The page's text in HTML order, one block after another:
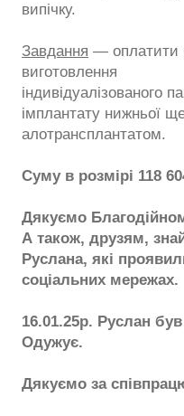
випічку.
Завдання — оплатити
виготовлення
індивідуалізованого
імплантату нижньої
алотрансплантатом.
Суму в розмірі 118
Дякуємо
А також, друзям,
Руслана, які
соціальних мережах.
16.01.25р. Руслан
Одужує.
Дякуємо за